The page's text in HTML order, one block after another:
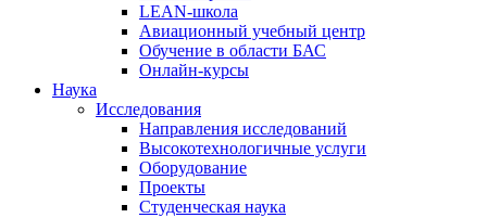
LEAN-школа
Авиационный учебный центр
Обучение в области БАС
Онлайн-курсы
Наука
Исследования
Направления исследований
Высокотехнологичные услуги
Оборудование
Проекты
Студенческая наука